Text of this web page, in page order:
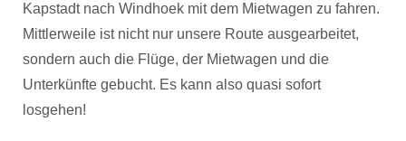
Kapstadt nach Windhoek mit dem Mietwagen zu fahren.
Mittlerweile ist nicht nur unsere Route ausgearbeitet,
sondern auch die Flüge, der Mietwagen und die
Unterkünfte gebucht. Es kann also quasi sofort
losgehen!